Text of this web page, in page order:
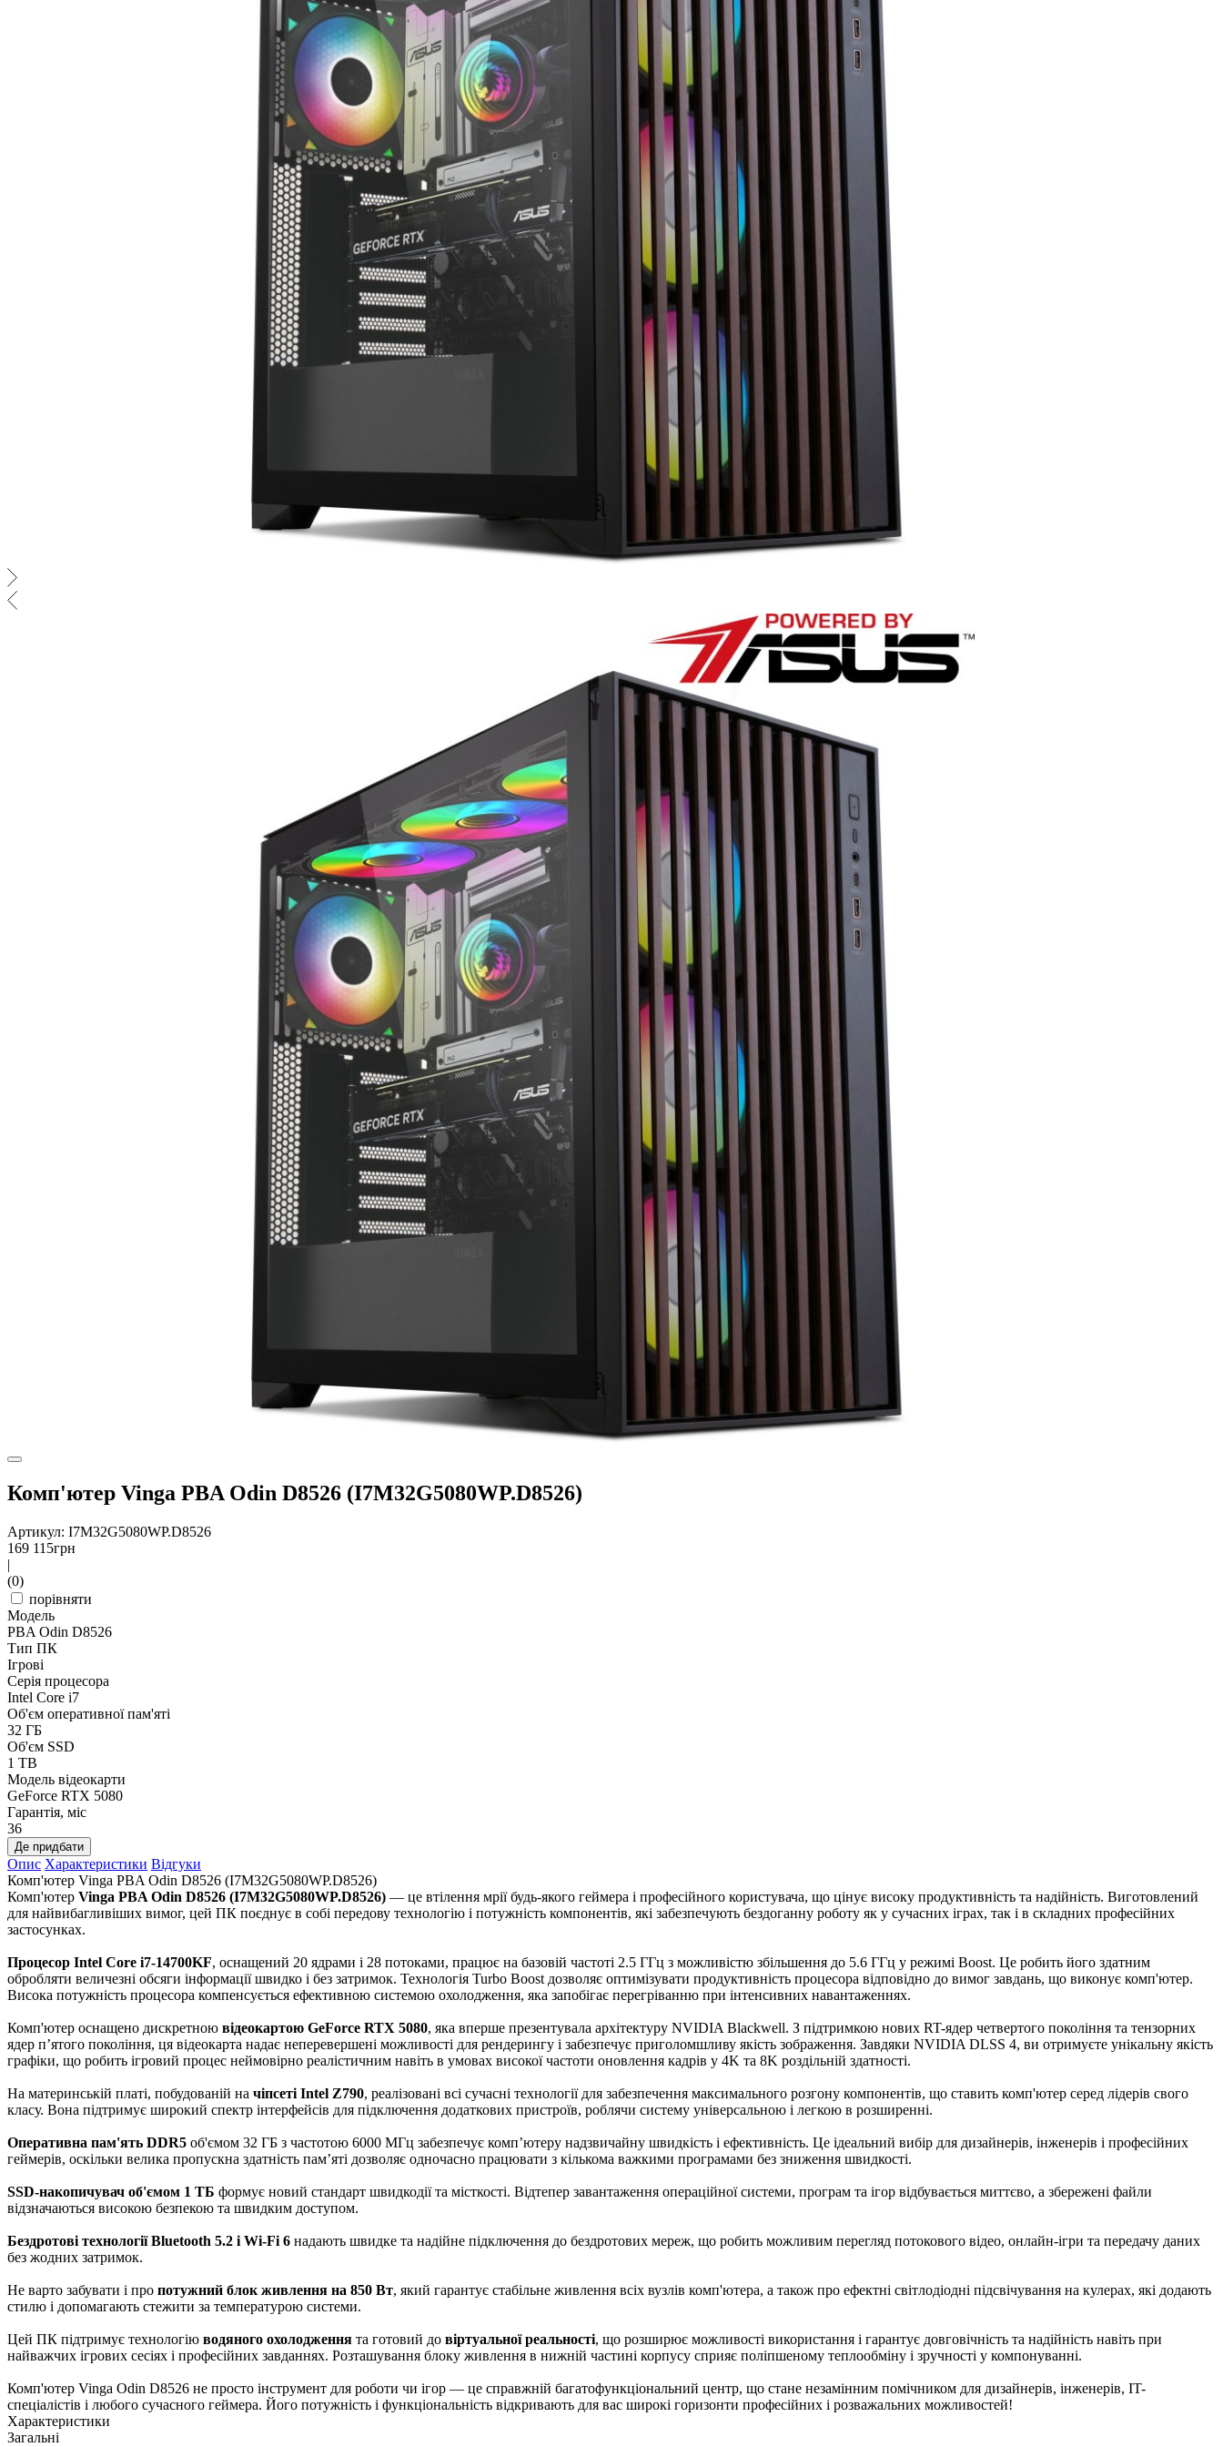
Комп'ютер Vinga PBA Odin D8526 (I7M32G5080WP.D8526)
Артикул: I7M32G5080WP.D8526
169 115грн
|
(0)
порівняти
Модель
PBA Odin D8526
Тип ПК
Ігрові
Серія процесора
Intel Core i7
Об'єм оперативної пам'яті
32 ГБ
Об'єм SSD
1 TB
Модель відеокарти
GeForce RTX 5080
Гарантія, міс
36
Де придбати
Опис Характеристики Відгуки
Комп'ютер Vinga PBA Odin D8526 (I7M32G5080WP.D8526)
Комп'ютер Vinga PBA Odin D8526 (I7M32G5080WP.D8526) — це втілення мрії будь-якого геймера і професійного користувача, що цінує високу продуктивність та надійність. Виготовлений
для найвибагливіших вимог, цей ПК поєднує в собі передову технологію і потужність компонентів, які забезпечують бездоганну роботу як у сучасних іграх, так і в складних професійних
застосунках.
Процесор Intel Core i7-14700KF, оснащений 20 ядрами і 28 потоками, працює на базовій частоті 2.5 ГГц з можливістю збільшення до 5.6 ГГц у режимі Boost. Це робить його здатним
обробляти величезні обсяги інформації швидко і без затримок. Технологія Turbo Boost дозволяє оптимізувати продуктивність процесора відповідно до вимог завдань, що виконує комп'ютер.
Висока потужність процесора компенсується ефективною системою охолодження, яка запобігає перегріванню при інтенсивних навантаженнях.
Комп'ютер оснащено дискретною відеокартою GeForce RTX 5080, яка вперше презентувала архітектуру NVIDIA Blackwell. З підтримкою нових RT-ядер четвертого покоління та тензорних
ядер п’ятого покоління, ця відеокарта надає неперевершені можливості для рендерингу і забезпечує приголомшливу якість зображення. Завдяки NVIDIA DLSS 4, ви отримуєте унікальну якість
графіки, що робить ігровий процес неймовірно реалістичним навіть в умовах високої частоти оновлення кадрів у 4K та 8K роздільній здатності.
На материнській платі, побудованій на чіпсеті Intel Z790, реалізовані всі сучасні технології для забезпечення максимального розгону компонентів, що ставить комп'ютер серед лідерів свого
класу. Вона підтримує широкий спектр інтерфейсів для підключення додаткових пристроїв, роблячи систему універсальною і легкою в розширенні.
Оперативна пам'ять DDR5 об'ємом 32 ГБ з частотою 6000 МГц забезпечує комп’ютеру надзвичайну швидкість і ефективність. Це ідеальний вибір для дизайнерів, інженерів і професійних
геймерів, оскільки велика пропускна здатність пам’яті дозволяє одночасно працювати з кількома важкими програмами без зниження швидкості.
SSD-накопичувач об'ємом 1 ТБ формує новий стандарт швидкодії та місткості. Відтепер завантаження операційної системи, програм та ігор відбувається миттєво, а збережені файли
відзначаються високою безпекою та швидким доступом.
Бездротові технології Bluetooth 5.2 і Wi-Fi 6 надають швидке та надійне підключення до бездротових мереж, що робить можливим перегляд потокового відео, онлайн-ігри та передачу даних
без жодних затримок.
Не варто забувати і про потужний блок живлення на 850 Вт, який гарантує стабільне живлення всіх вузлів комп'ютера, а також про ефектні світлодіодні підсвічування на кулерах, які додають
стилю і допомагають стежити за температурою системи.
Цей ПК підтримує технологію водяного охолодження та готовий до віртуальної реальності, що розширює можливості використання і гарантує довговічність та надійність навіть при
найважчих ігрових сесіях і професійних завданнях. Розташування блоку живлення в нижній частині корпусу сприяє поліпшеному теплообміну і зручності у компонуванні.
Комп'ютер Vinga Odin D8526 не просто інструмент для роботи чи ігор — це справжній багатофункціональний центр, що стане незамінним помічником для дизайнерів, інженерів, IT-
спеціалістів і любого сучасного геймера. Його потужність і функціональність відкривають для вас широкі горизонти професійних і розважальних можливостей!
Характеристики
Загальні